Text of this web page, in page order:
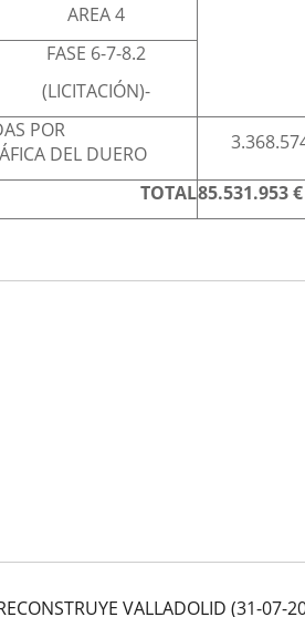
AREA 4
FASE 6-7-8.2
(LICITACIÓN)-
POR
DEL DUERO
TOTAL85.531.953 €
VALLADOLID (31-07-